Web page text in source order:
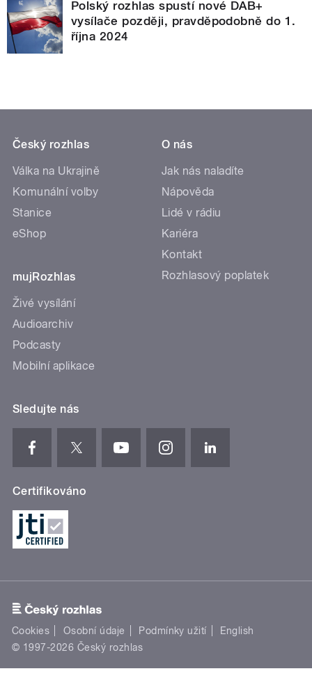
Polský rozhlas spustí nové DAB+
vysílače později, pravděpodobně do 1.
října 2024
Český rozhlas
Válka na Ukrajině
Komunální volby
Stanice
eShop
mujRozhlas
Živé vysílání
Audioarchiv
Podcasty
Mobilní aplikace
O nás
Jak nás naladíte
Nápověda
Lidé v rádiu
Kariéra
Kontakt
Rozhlasový poplatek
Sledujte nás
Certifikováno
Cookies Osobní údaje Podmínky užití
English
© 1997-2026 Český rozhlas